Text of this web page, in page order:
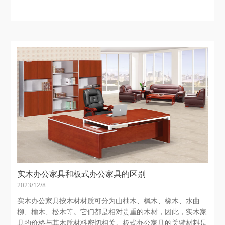
实木办公家具和板式办公家具的区别
2023/12/8
实木办公家具按木材材质可分为山柚木、枫木、橡木、水曲
柳、榆木、松木等。它们都是相对贵重的木材，因此，实木家
具的价格与其木质材料密切相关。板式办公家具的关键材料是